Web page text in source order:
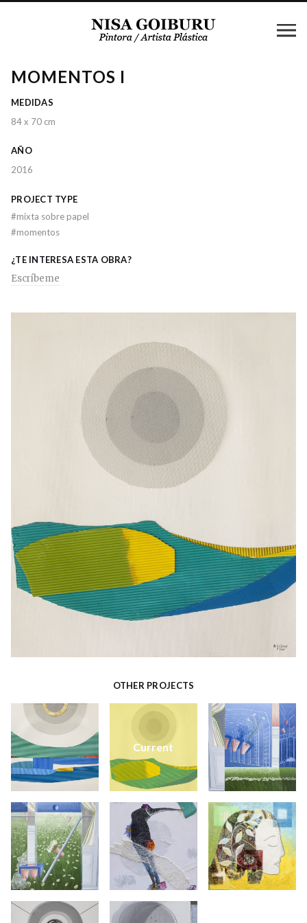
OTHER PROJECTS
Current
MOMENTOS I
MEDIDAS
84 x 70 cm
AÑO
2016
PROJECT TYPE
#mixta sobre papel
#momentos
¿TE INTERESA ESTA OBRA?
Escríbeme